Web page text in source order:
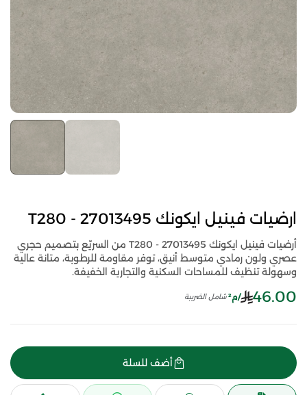
ارضيات فينيل ايكونك T280 - 27013495
أرضيات فينيل ايكونك T280 - 27013495 من السريّع بتصميم حجري
عصري ولون رمادي متوسط أنيق، توفر مقاومة للرطوبة، متانة عالية
وسهولة تنظيف للمساحات السكنية والتجارية الخفيفة.
46.00 /م² شامل الضريبة
أضف للسلة